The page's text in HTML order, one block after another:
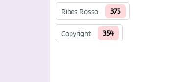
Ribes Rosso 375
Copyright 354